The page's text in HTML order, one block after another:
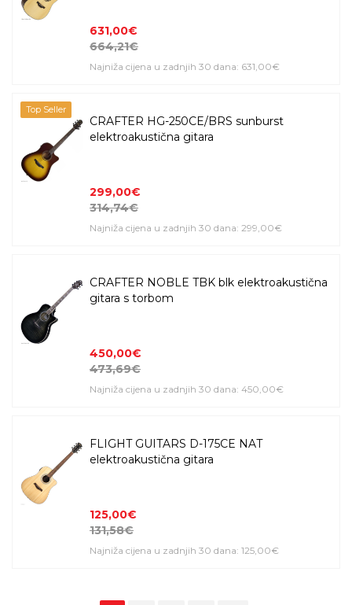
631,00€
664,21€
Najniža cijena u zadnjih 30 dana: 631,00€
Top Seller
CRAFTER HG-250CE/BRS sunburst
elektroakustična gitara
299,00€
314,74€
Najniža cijena u zadnjih 30 dana: 299,00€
CRAFTER NOBLE TBK blk elektroakustična
gitara s torbom
450,00€
473,69€
Najniža cijena u zadnjih 30 dana: 450,00€
FLIGHT GUITARS D-175CE NAT
elektroakustična gitara
125,00€
131,58€
Najniža cijena u zadnjih 30 dana: 125,00€